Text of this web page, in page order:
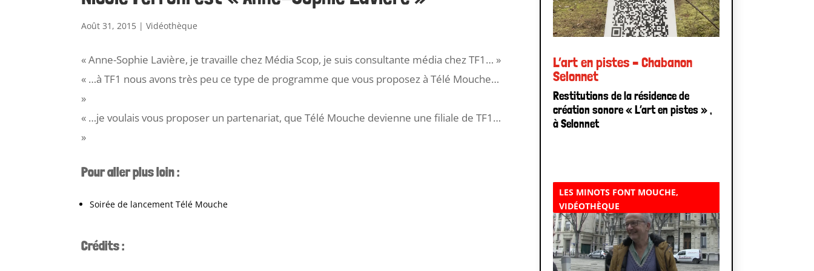
Août 31, 2015 |Vidéothèque
« Anne-Sophie Lavière, je travaille chez Média Scop, je suis consultante média chez TF1… »
« …à TF1 nous avons très peu ce type de programme que vous proposez à Télé Mouche…
»
« …je voulais vous proposer un partenariat, que Télé Mouche devienne une filiale de TF1…
»
Pour aller plus loin :
Soirée de lancement Télé Mouche
Crédits :
L’art en pistes – Chabanon
Selonnet
Restitutions de la résidence de
création sonore « L’art en pistes » ,
à Selonnet
LES MINOTS FONT MOUCHE,
VIDÉOTHÈQUE